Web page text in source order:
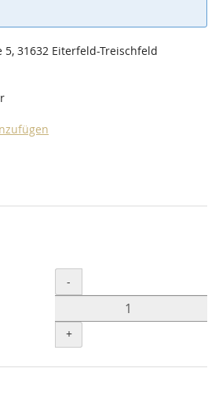
31632 Eiterfeld-Treischfeld
Menge
-
+